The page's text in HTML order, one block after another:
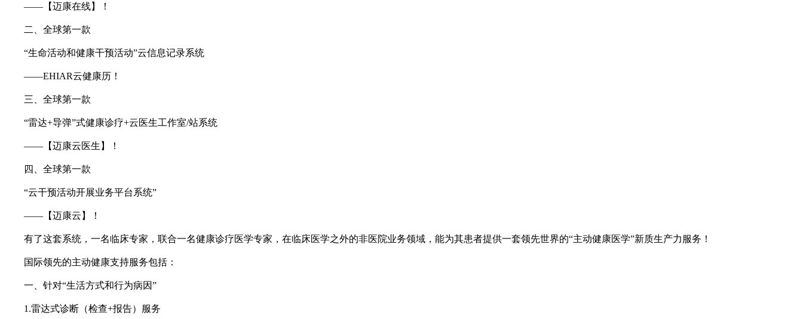
——【迈康在线】！
二、全球第一款
“生命活动和健康干预活动”云信息记录系统
——EHIAR云健康历！
三、全球第一款
“雷达+导弹”式健康诊疗+云医生工作室/站系统
——【迈康云医生】！
四、全球第一款
“云干预活动开展业务平台系统”
——【迈康云】！
有了这套系统，一名临床专家，联合一名健康诊疗医学专家，在临床医学之外的非医院业务领域，能为其患者提供一套领先世界的“主动健康医学”新质生产力服务！
国际领先的主动健康支持服务包括：
一、针对“生活方式和行为病因”
1.雷达式诊断（检查+报告）服务